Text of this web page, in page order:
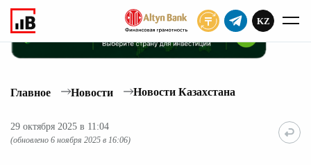
KZ
Главное Новости Новости Казахстана
29 октября 2025 в 11:04
(обновлено 6 ноября 2025 в 16:06)